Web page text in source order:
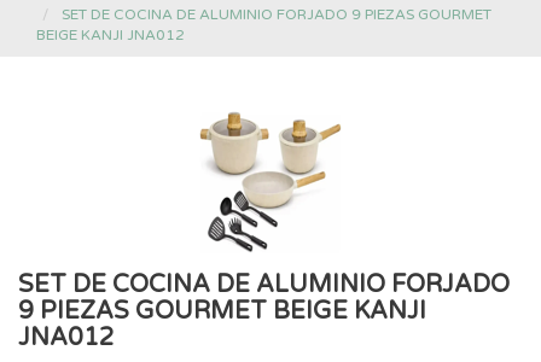
SET DE COCINA DE ALUMINIO FORJADO 9 PIEZAS GOURMET
BEIGE KANJI JNA012
SET DE COCINA DE ALUMINIO FORJADO
9 PIEZAS GOURMET BEIGE KANJI
JNA012